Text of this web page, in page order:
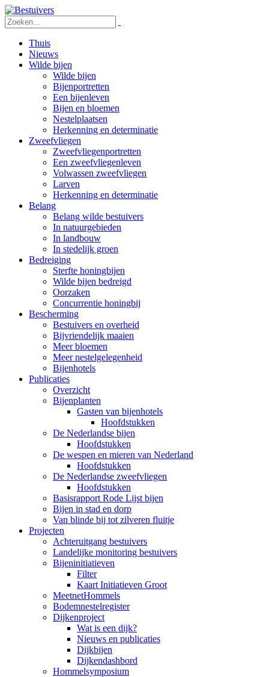
Thuis
Nieuws
Wilde bijen
Wilde bijen
Bijenportretten
Een bijenleven
Bijen en bloemen
Nestelplaatsen
Herkenning en determinatie
Zweefvliegen
Zweefvliegenportretten
Een zweefvliegenleven
Volwassen zweefvliegen
Larven
Herkenning en determinatie
Belang
Belang wilde bestuivers
In natuurgebieden
In landbouw
In stedelijk groen
Bedreiging
Sterfte honingbijen
Wilde bijen bedreigd
Oorzaken
Concurrentie honingbij
Bescherming
Bestuivers en overheid
Bijvriendelijk maaien
Meer bloemen
Meer nestelgelegenheid
Bijenhotels
Publicaties
Overzicht
Bijenplanten
Gasten van bijenhotels
Hoofdstukken
De Nederlandse bijen
Hoofdstukken
De wespen en mieren van Nederland
Hoofdstukken
De Nederlandse zweefvliegen
Hoofdstukken
Basisrapport Rode Lijst bijen
Bijen in stad en dorp
Van blinde bij tot zilveren fluitje
Projecten
Achteruitgang bestuivers
Landelijke monitoring bestuivers
Bijeninitiatieven
Filter
Kaart Initiatieven Groot
MeetnetHommels
Bodemnestelregister
Dijkenproject
Wat is een dijk?
Nieuws en publicaties
Dijkbijen
Dijkendashbord
Hommelsymposium